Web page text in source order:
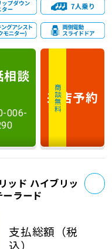
相談
006-
商談無料
来店予約
ッド ハイブリッ
ラード
支払総額 （税
込）